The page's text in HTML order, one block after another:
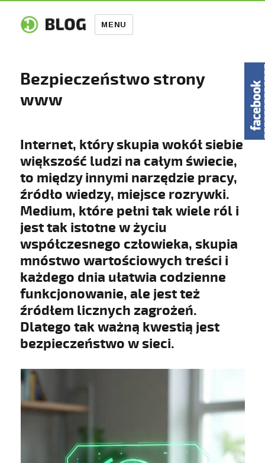
MENU
Bezpieczeństwo strony
www
Internet, który skupia wokół siebie
większość ludzi na całym świecie,
to między innymi narzędzie pracy,
źródło wiedzy, miejsce rozrywki.
Medium, które pełni tak wiele ról i
jest tak istotne w życiu
współczesnego człowieka, skupia
mnóstwo wartościowych treści i
każdego dnia ułatwia codzienne
funkcjonowanie, ale jest też
źródłem licznych zagrożeń.
Dlatego tak ważną kwestią jest
bezpieczeństwo w sieci.